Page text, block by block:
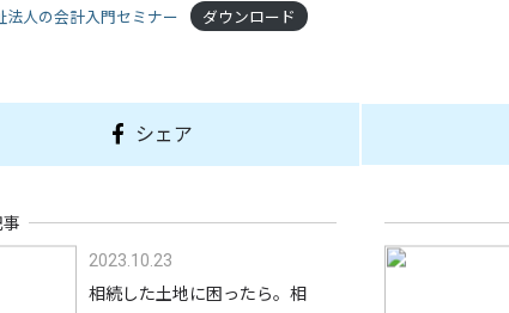
法人の会計入門セミナー ダウンロード
シェア
2023.10.23
相続した土地に困ったら。相